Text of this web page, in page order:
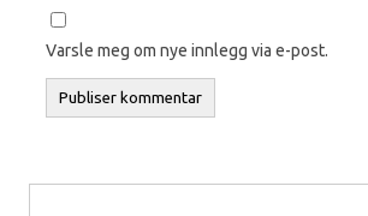
Varsle meg om nye innlegg via e-post.